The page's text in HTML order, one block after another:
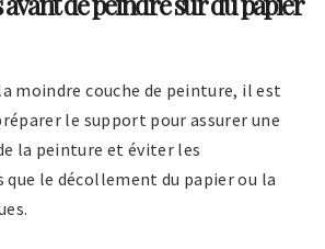
moindre couche de peinture, il est
le support pour assurer une
la peinture et éviter les
le décollement du papier ou la